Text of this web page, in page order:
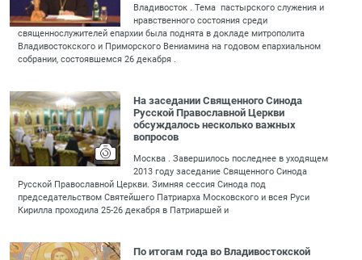
Владивосток . Тема пастырского служения и
нравственного состояния среди
священнослужителей епархии была поднята в докладе митрополита
Владивостокского и Приморского Вениамина на годовом епархиальном
собрании, состоявшемся 26 декабря .
На заседании Священного Синода
Русской Православной Церкви
обсуждалось несколько важных
вопросов
Москва . Завершилось последнее в уходящем
2013 году заседание Священного Синода
Русской Православной Церкви. Зимняя сессия Синода под
председательством Святейшего Патриарха Московского и всея Руси
Кирилла проходила 25-26 декабря в Патриаршей и
По итогам года во Владивостокской